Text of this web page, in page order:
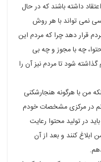
داشته باشند که در حال
نمی تواند با هر روش
قرار دهد چرا که مردم این
چه با مجوز و چه بی
شود تا مردم نیز آن را
من با هرگونه هنجارشکنی
در مرکزی مشخصات خودم
در تولید محتوا رعایت
کنند و بعد از آن